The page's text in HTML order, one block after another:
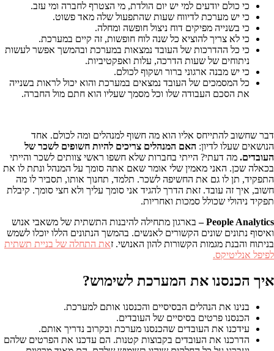
כי כולם יודעים למי יש יום הולדת, מי הצטרף לחברה ומי עזב.
כי יש מערכת לדיווח שעות שהתפעול שלה מאד פשוט.
כי בשנייה מפיקים דוח ניצול חופשה ומחלה.
כי לא צריך להוציא כל שנה לוח חופשות, זה קיים במערכת.
כי כל ההדרכות של העובד נמצאות במערכת ובהמשך אפשר לעשות
ניתוחים של שעות הדרכה, עלות ואפקטיביות.
כי יש מבנה ארגוני ברור ושקוף לכולם.
כל המסמכים של העובד נמצאים במערכת והוא יכול לראות בשנייה
את הסכם העבודה שלו וכל מסמך שעליו הוא חתם מול החברה.
דבר שחשוב להתייחס אליו הוא מה חשוף למנהלים ומה לכולם. אחד
הנושאים שעלו לדיון: האם המנהלים צריכים להיות חשופים לשכר של
העובדים. מה דעתי? הייתי בחברות שלא חשפו ראשי צוותים לשכר והייתי
בכאלה שכן. האני מאמין שלי אומר שאם אתה סומך על המנהל ונתת לו את
התפקיד, תן לו גם את החשיפה לשכר. תלמד, תחנוך אותו, תסביר לו מה
חשוב, איך זה עובד. זאת הדרך להגיד אני סומך עליך ולא חצי סומך. קיבלת
תפקיד ניהולי שכולל סמכות ואחריות.
People Analytics –
בארגון מתחילה להיבנות התשתית של משאבי אנוש
ואיסוף נתונים שונים הקשורים לאנשים. בהמשך הנתונים הללו יוכלו לשמש
בניתוח והבנת מגמות הקשורות להון האנושי. זאת התחלה של בניית תשתית
לפיפל אנליטיקס.
איך הכנסנו את המערכת לשימוש?
בנינו את הנהלים הבסיסיים והכנסנו אותם למערכת.
הכנסנו פרטים בסיסיים של העובדים.
עידכנו את העובדים שהכנסנו מערכת ובקרוב נדריך אותם.
הדרכנו את העובדים בקבוצות קטנות. הם עדכנו את הפרטים שלהם